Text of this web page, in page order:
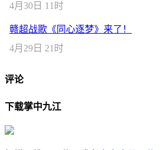
4月30日 11时
赣超战歌《同心逐梦》来了！
4月29日 21时
评论
下载掌中九江